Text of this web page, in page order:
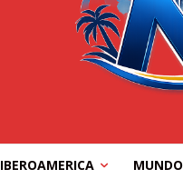
IBEROAMERICA MUNDO